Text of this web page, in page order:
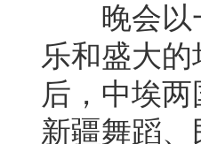
晚会以
乐和盛大
后，中埃两
新疆舞蹈